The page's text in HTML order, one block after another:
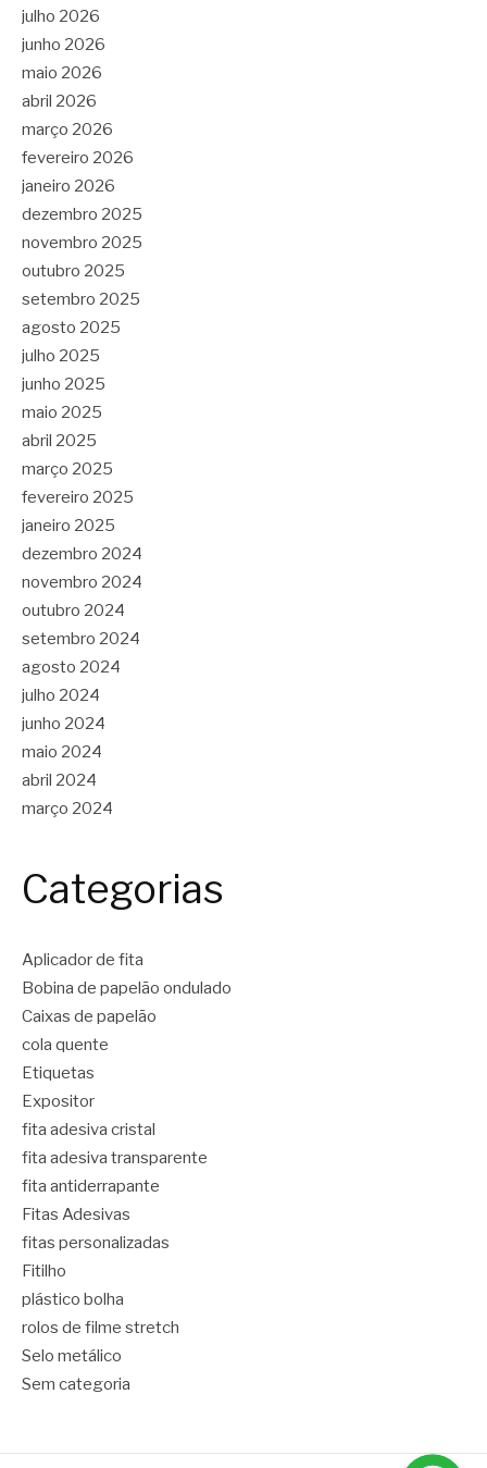
julho 2026
junho 2026
maio 2026
abril 2026
março 2026
fevereiro 2026
janeiro 2026
dezembro 2025
novembro 2025
outubro 2025
setembro 2025
agosto 2025
julho 2025
junho 2025
maio 2025
abril 2025
março 2025
fevereiro 2025
janeiro 2025
dezembro 2024
novembro 2024
outubro 2024
setembro 2024
agosto 2024
julho 2024
junho 2024
maio 2024
abril 2024
março 2024
Categorias
Aplicador de fita
Bobina de papelão ondulado
Caixas de papelão
cola quente
Etiquetas
Expositor
fita adesiva cristal
fita adesiva transparente
fita antiderrapante
Fitas Adesivas
fitas personalizadas
Fitilho
plástico bolha
rolos de filme stretch
Selo metálico
Sem categoria